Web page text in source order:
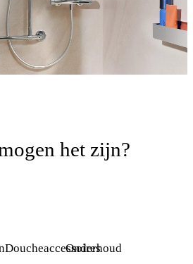
het zijn?
Doucheaccessoires
Onderhoud